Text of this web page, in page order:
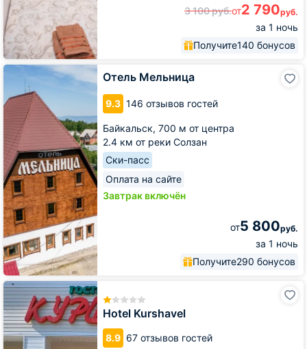
3 100руб.от2 790руб.
за 1 ночь
Получите140 бонусов
Отель Мельница
9.3 146 отзывов гостей
Байкальск, 700 м от центра
2.4 км от реки Солзан
Ски-пасс
Оплата на сайте
Завтрак включён
от5 800руб.
за 1 ночь
Получите290 бонусов
Отель
Hotel Kurshavel
8.9 67 отзывов гостей
Hotel
Kurshavel